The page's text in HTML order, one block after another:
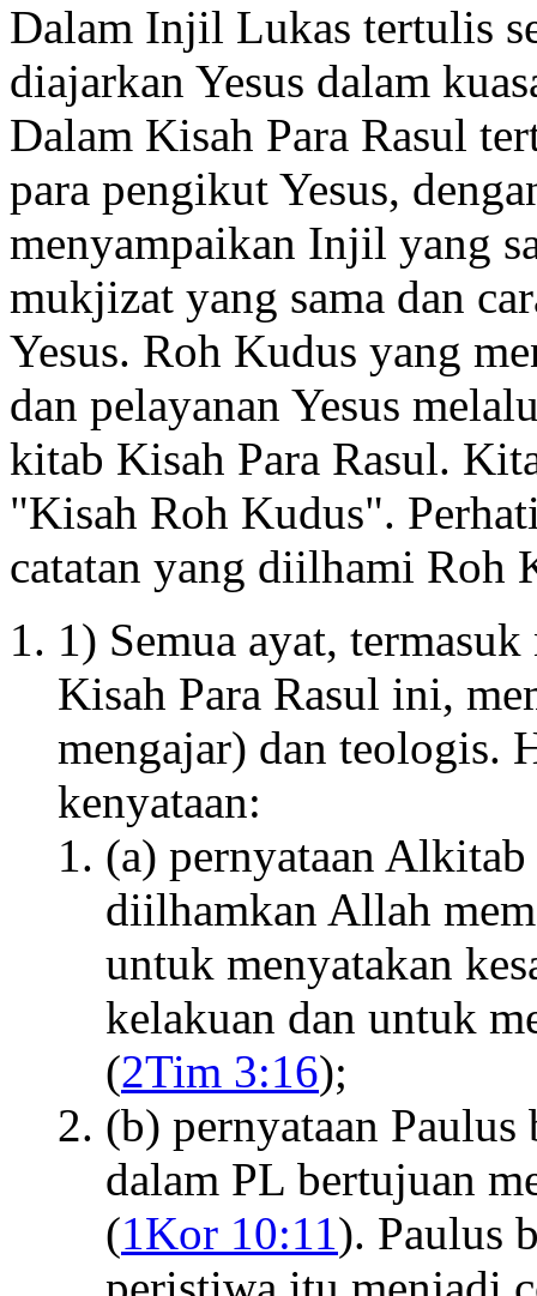
Dalam Injil Lukas tertulis
diajarkan Yesus dalam
Dalam Kisah Para Rasul
para pengikut Yesus,
menyampaikan Injil yang
mukjizat yang sama dan
Yesus. Roh Kudus yang
dan pelayanan Yesus
kitab Kisah Para Rasul.
"Kisah Roh Kudus".
catatan yang diilhami Roh
1) Semua ayat,
Kisah Para Rasul ini,
mengajar) dan teologis.
kenyataan:
(a) pernyataan
diilhamkan Allah
untuk menyatakan
kelakuan dan untuk
(2Tim 3:16);
(b) pernyataan Paulus
dalam PL bertujuan
(1Kor 10:11). Paulus